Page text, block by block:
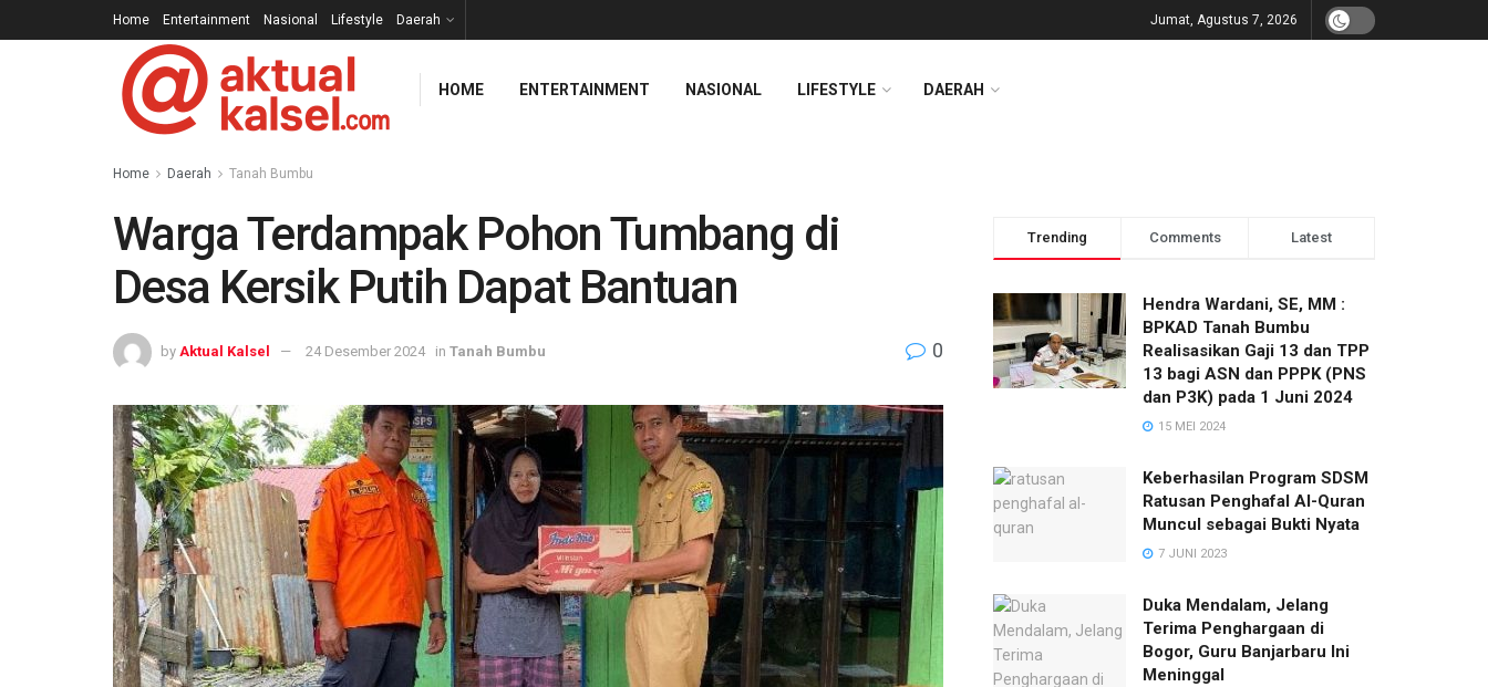
Home Entertainment Nasional Lifestyle Daerah Jumat, Agustus 7, 2026
HOME ENTERTAINMENT NASIONAL LIFESTYLE DAERAH
Home Daerah Tanah Bumbu
Warga Terdampak Pohon Tumbang di
Desa Kersik Putih Dapat Bantuan
by Aktual Kalsel 24 Desember 2024 in Tanah Bumbu 0
Trending Comments Latest
Hendra Wardani, SE, MM :
BPKAD Tanah Bumbu
Realisasikan Gaji 13 dan TPP
13 bagi ASN dan PPPK (PNS
dan P3K) pada 1 Juni 2024
15 MEI 2024
Keberhasilan Program SDSM
Ratusan Penghafal Al-Quran
Muncul sebagai Bukti Nyata
7 JUNI 2023
Duka Mendalam, Jelang
Terima Penghargaan di
Bogor, Guru Banjarbaru Ini
Meninggal